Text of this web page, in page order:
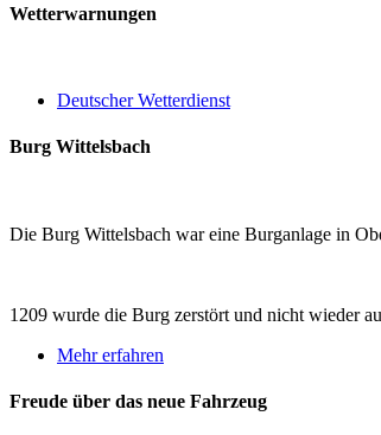
Wetterwarnungen
Deutscher Wetterdienst
Burg Wittelsbach
Die Burg Wittelsbach war eine Burganlage in
1209 wurde die Burg zerstört und nicht wieder
Mehr erfahren
Freude über das neue Fahrzeug